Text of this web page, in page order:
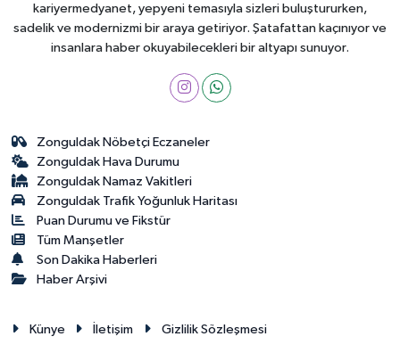
kariyermedyanet, yepyeni temasıyla sizleri buluştururken,
sadelik ve modernizmi bir araya getiriyor. Şatafattan kaçınıyor ve
insanlara haber okuyabilecekleri bir altyapı sunuyor.
Zonguldak Nöbetçi Eczaneler
Zonguldak Hava Durumu
Zonguldak Namaz Vakitleri
Zonguldak Trafik Yoğunluk Haritası
Puan Durumu ve Fikstür
Tüm Manşetler
Son Dakika Haberleri
Haber Arşivi
Künye İletişim Gizlilik Sözleşmesi